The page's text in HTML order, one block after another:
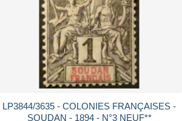
LP3844/3635 - COLONIES FRANÇAISES -
SOUDAN - 1894 - N°3 NEUF**